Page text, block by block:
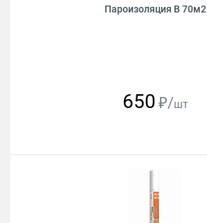
Пароизоляция B 70м2
650 ₽/шт